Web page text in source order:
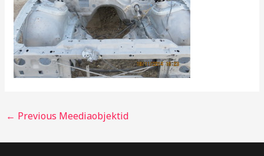
← Previous Meediaobjektid